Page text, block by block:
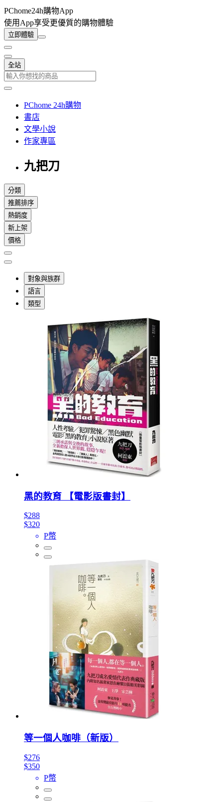
PChome24h購物App
使用App享受更優質的購物體驗
立即體驗
全站
PChome 24h購物
書店
文學小說
作家專區
九把刀
分類
推薦排序
熱銷度
新上架
價格
對象與族群
語言
類型
黑的教育 【電影版書封】
$288
$320
P幣
等一個人咖啡（新版）
$276
$350
P幣